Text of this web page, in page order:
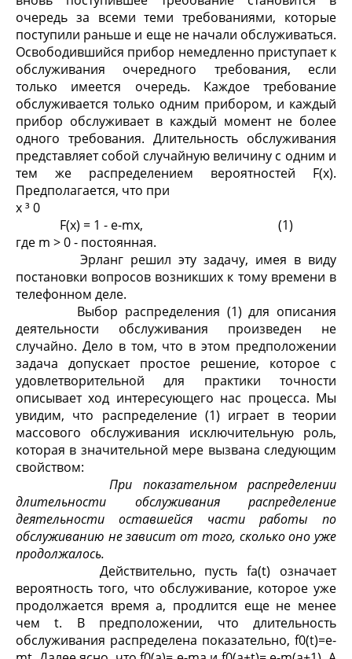
очередь за всеми теми требованиями, которые
поступили раньше и еще не начали обслуживаться.
Освободившийся прибор немедленно приступает к
обслуживания очередного требования, если
только имеется очередь. Каждое требование
обслуживается только одним прибором, и каждый
прибор обслуживает в каждый момент не более
одного требования. Длительность обслуживания
представляет собой случайную величину с одним и
тем же распределением вероятностей F(x).
Предполагается, что при
x ³ 0
F(x) = 1 - e-mx, (1)
где m > 0 - постоянная.
Эрланг решил эту задачу, имея в виду
постановки вопросов возникших к тому времени в
телефонном деле.
Выбор распределения (1) для описания
деятельности обслуживания произведен не
случайно. Дело в том, что в этом предположении
задача допускает простое решение, которое с
удовлетворительной для практики точности
описывает ход интересующего нас процесса. Мы
увидим, что распределение (1) играет в теории
массового обслуживания исключительную роль,
которая в значительной мере вызвана следующим
свойством:
При показательном распределении
длительности обслуживания распределение
деятельности оставшейся части работы по
обслуживанию не зависит от того, сколько оно уже
продолжалось.
Действительно, пусть fa(t) означает
вероятность того, что обслуживание, которое уже
продолжается время a, продлится еще не менее
чем t. В предположении, что длительность
обслуживания распределена показательно, f0(t)=e-